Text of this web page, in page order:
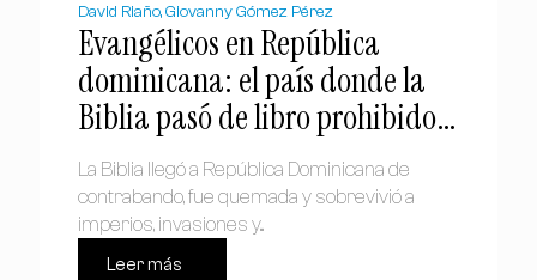
David Riaño, Giovanny Gómez Pérez
Evangélicos en República
dominicana: el país donde la
Biblia pasó de libro prohibido a
símbolo nacional
La Biblia llegó a República Dominicana de
contrabando, fue quemada y sobrevivió a
imperios, invasiones y...
Leer más